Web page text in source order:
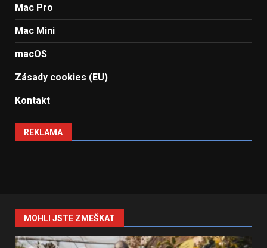
Mac Pro
Mac Mini
macOS
Zásady cookies (EU)
Kontakt
REKLAMA
MOHLI JSTE ZMEŠKAT